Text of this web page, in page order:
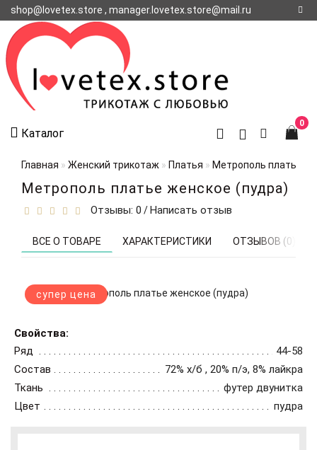
shop@lovetex.store , manager.lovetex.store@mail.ru
КОНТАКТЫ
О
Каталог
0
Главная Женский трикотаж Платья Метрополь платье
Метрополь платье женское (пудра)
Отзывы: 0 /Написать отзыв
ВСЕ О ТОВАРЕ ХАРАКТЕРИСТИКИ ОТЗЫВОВ (0)
супер цена
Свойства:
Ряд
44-58
Состав
72% х/б , 20% п/э, 8% лайкра
Ткань
футер двунитка
Цвет
пудра